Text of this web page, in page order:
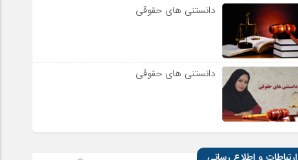
دانستنی های حقوقی
دانستنی های حقوقی